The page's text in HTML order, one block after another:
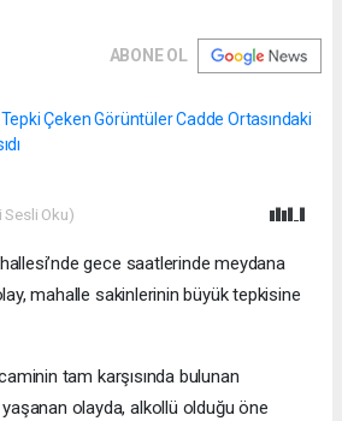
ABONE OL
Sesli Oku)
gece saatlerinde meydana
mahalle sakinlerinin büyük tepkisine
tam karşısında bulunan
olayda, alkollü olduğu öne